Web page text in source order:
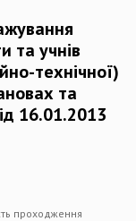
та учнів
технічної)
та
16.01.2013
проходження